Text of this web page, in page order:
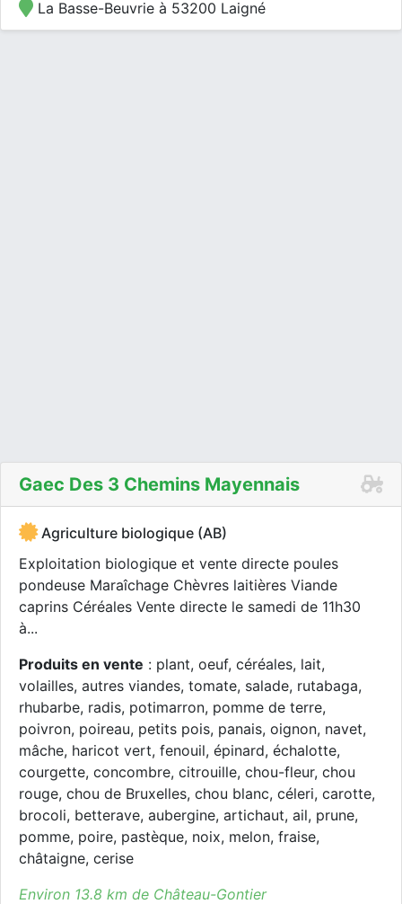
La Basse-Beuvrie à 53200 Laigné
Gaec Des 3 Chemins Mayennais
Agriculture biologique (AB)
Exploitation biologique et vente directe poules
pondeuse Maraîchage Chèvres laitières Viande
caprins Céréales Vente directe le samedi de 11h30
à...
Produits en vente : plant, oeuf, céréales, lait,
volailles, autres viandes, tomate, salade, rutabaga,
rhubarbe, radis, potimarron, pomme de terre,
poivron, poireau, petits pois, panais, oignon, navet,
mâche, haricot vert, fenouil, épinard, échalotte,
courgette, concombre, citrouille, chou-fleur, chou
rouge, chou de Bruxelles, chou blanc, céleri, carotte,
brocoli, betterave, aubergine, artichaut, ail, prune,
pomme, poire, pastèque, noix, melon, fraise,
châtaigne, cerise
Environ 13.8 km de Château-Gontier